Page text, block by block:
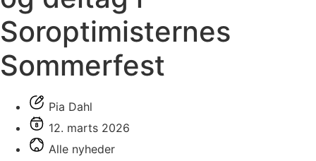
Soroptimisternes
Sommerfest
Pia Dahl
12. marts 2026
Alle nyheder